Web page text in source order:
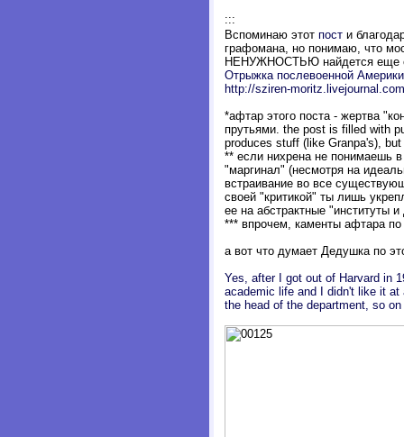
:::
Вспоминаю этот пост и
графомана, но понимаю, что
НЕНУЖНОСТЬЮ найдется еще
Отрыжка послевоенной Америки
http://sziren-
*афтар этого поста - жертва
прутьями. the post is filled with
produces stuff (like Granpa's),
** если нихрена не понимаешь
"маргинал" (несмотря на
встраивание во все
своей "критикой" ты лишь
ее на абстрактные "институты
*** впрочем, каменты афтара
а вот что думает Дедушка по
Yes, after I got out of Harvard in
academic life and I didn't like it
the head of the department, so